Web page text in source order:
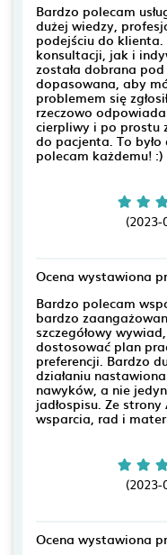
Bardzo polecam
dużej wiedzy,
podejściu do klienta.
konsultacji, jak i
została dobrana
dopasowana, aby
problemem się
rzeczowo
cierpliwy i po prostu
do pacjenta. To
polecam każdemu! :)
(2023-
Ocena wystawiona
Bardzo polecam
bardzo
szczegółowy
dostosować plan
preferencji. Bardzo
działaniu
nawyków, a nie
jadłospisu. Ze
wsparcia, rad i
(2023-
Ocena wystawiona